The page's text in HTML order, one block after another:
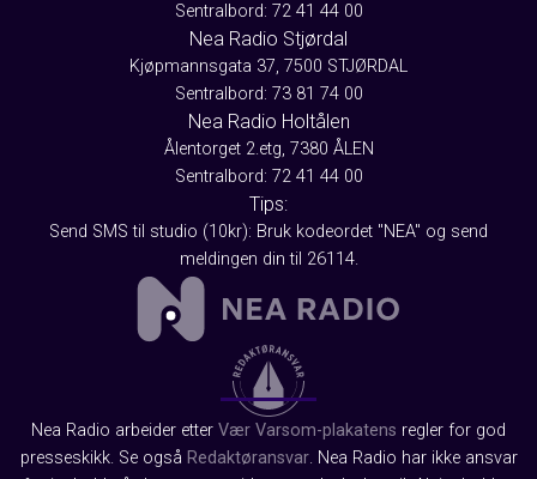
Sentralbord: 72 41 44 00
Nea Radio Stjørdal
Kjøpmannsgata 37, 7500 STJØRDAL
Sentralbord: 73 81 74 00
Nea Radio Holtålen
Ålentorget 2.etg, 7380 ÅLEN
Sentralbord: 72 41 44 00
Tips:
Send SMS til studio (10kr): Bruk kodeordet "NEA" og send
meldingen din til 26114.
Nea Radio arbeider etter Vær Varsom-plakatens regler for god
presseskikk. Se også Redaktøransvar. Nea Radio har ikke ansvar